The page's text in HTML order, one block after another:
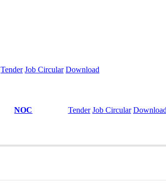
Tender Job Circular Download
NOC Tender Job Circular Download